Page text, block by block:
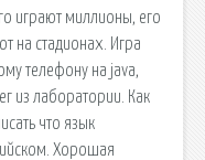
играют миллионы, его
на стадионах. Игра
телефону на java,
из лаборатории. Как
что язык
Хорошая